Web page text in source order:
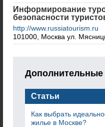
Информирование
безопасности
http://www.russiatourism.ru
101000, Москва ул.
Статьи
Как выбрать
жилье в Москве?